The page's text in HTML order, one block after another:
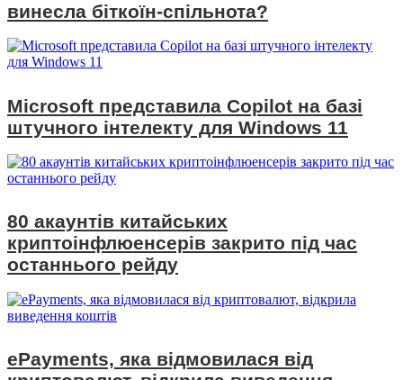
винесла біткоїн-спільнота?
Microsoft представила Copilot на базі
штучного інтелекту для Windows 11
80 акаунтів китайських
криптоінфлюенсерів закрито під час
останнього рейду
ePayments, яка відмовилася від